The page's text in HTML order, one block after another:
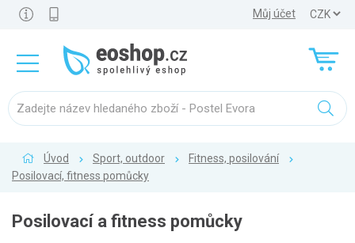
Můj účet
Úvod Sport, outdoor
Fitness, posilování
Posilovací, fitness pomůcky
Posilovací a fitness pomůcky